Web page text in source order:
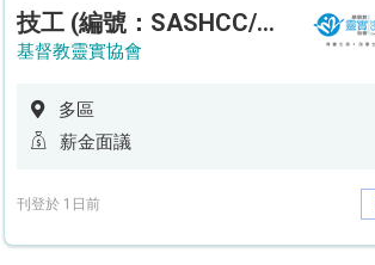
技工 (編號：SASHCC/A/CTE)
基督教靈實協會
多區
薪金面議
刊登於 1日前